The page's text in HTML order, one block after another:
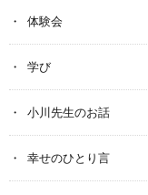
体験会
学び
小川先生のお話
幸せのひとり言